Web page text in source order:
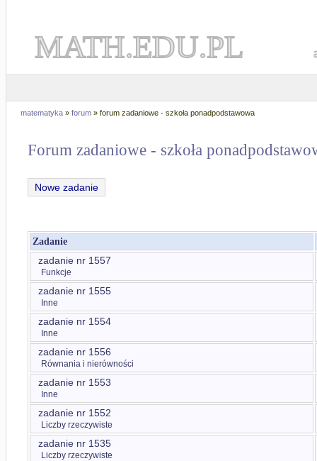
MATH.EDU.PL
matematyka » forum » forum zadaniowe - szkoła ponadpodstawowa
Forum zadaniowe - szkoła
Nowe zadanie
Zadanie
zadanie nr 1557
Funkcje
zadanie nr 1555
Inne
zadanie nr 1554
Inne
zadanie nr 1556
Równania i nierówności
zadanie nr 1553
Inne
zadanie nr 1552
Liczby rzeczywiste
zadanie nr 1535
Liczby rzeczywiste